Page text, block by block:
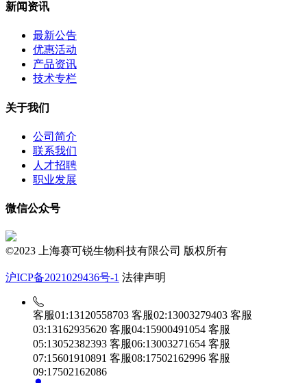
新闻资讯
最新公告
优惠活动
产品资讯
技术专栏
关于我们
公司简介
联系我们
人才招聘
职业发展
微信公众号
©2023 上海赛可锐生物科技有限公司 版权所有
沪ICP备2021029436号-1 法律声明
客服01:13120558703 客服02:13003279403 客服
03:13162935620 客服04:15900491054 客服
05:13052382393 客服06:13003271654 客服
07:15601910891 客服08:17502162996 客服
09:17502162086